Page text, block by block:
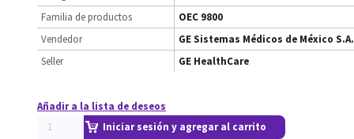
Familia de productos
OEC 9800
Vendedor
GE Sistemas Médicos de México S.A.
Seller
GE HealthCare
Añadir a la lista de deseos
Iniciar sesión y agregar al carrito